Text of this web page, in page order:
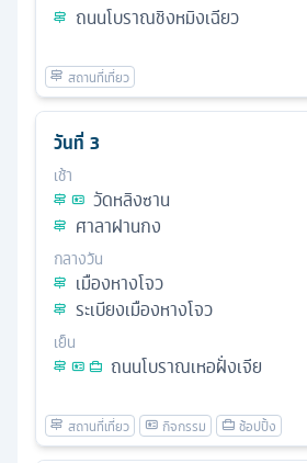
ถนนโบราณชิงหมิงเฉียว
วันที่ 3
เช้า
วัดหลิงซาน
ศาลาฝานกง
กลางวัน
เมืองหางโจว
ระเบียงเมืองหางโจว
เย็น
ถนนโบราณเหอฝั่งเจีย